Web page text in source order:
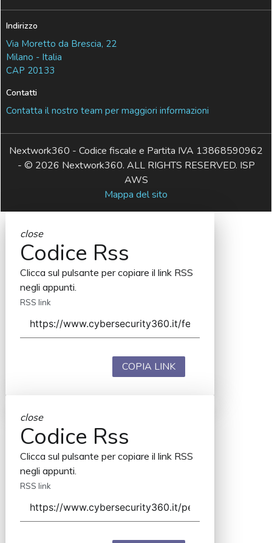
Indirizzo
Via Moretto da Brescia, 22
Milano - Italia
CAP 20133
Contatti
Contatta il nostro team per maggiori informazioni
Nextwork360 - Codice fiscale e Partita IVA 13868590962
- © 2026 Nextwork360. ALL RIGHTS RESERVED. ISP
AWS
Mappa del sito
close
Codice Rss
Clicca sul pulsante per copiare il link RSS
negli appunti.
RSS link
COPIA LINK
close
Codice Rss
Clicca sul pulsante per copiare il link RSS
negli appunti.
RSS link